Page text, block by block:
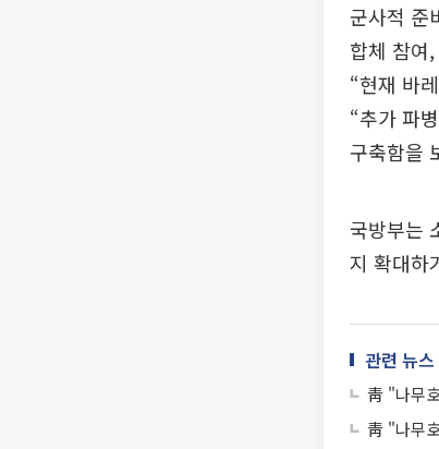
군사적 준
합체 참여
“현재 바
“추가 파
구축함을
국방부는
지 확대하
관련 뉴스
靑 "나무
靑 "나무